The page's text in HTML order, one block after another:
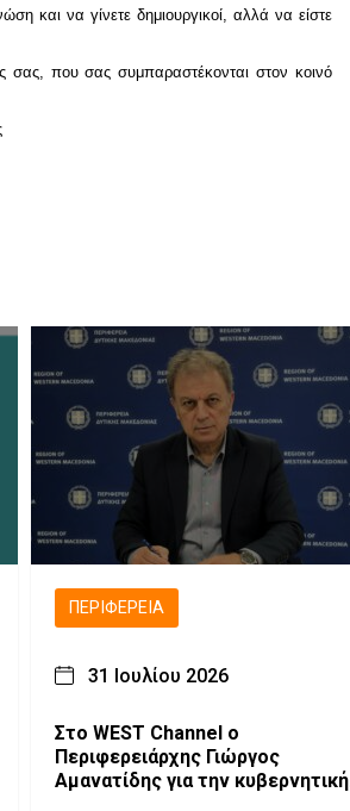
και να γίνετε δημιουργικοί, αλλά να είστε
σας, που σας συμπαραστέκονται στον κοινό
ΠΕΡΙΦΈΡΕΙΑ
31 Ιουλίου 2026
Στο WEST Channel ο
Περιφερειάρχης Γιώργος
Αμανατίδης για την κυβερνητική